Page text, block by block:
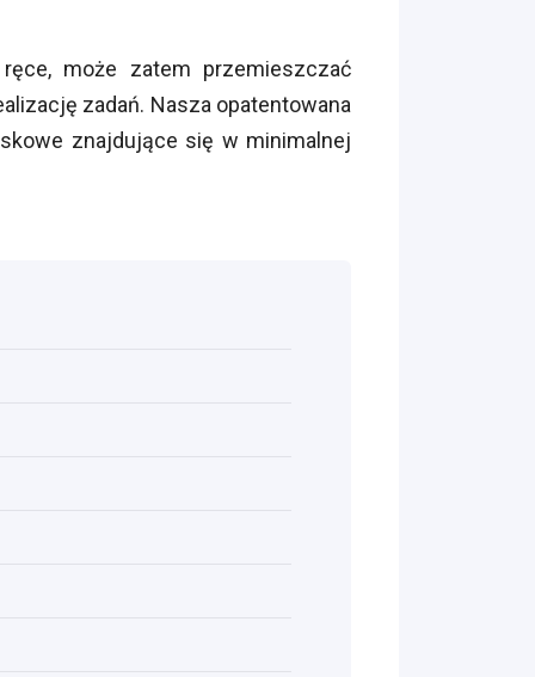
może zatem przemieszczać
zadań. Nasza opatentowana
znajdujące się w minimalnej